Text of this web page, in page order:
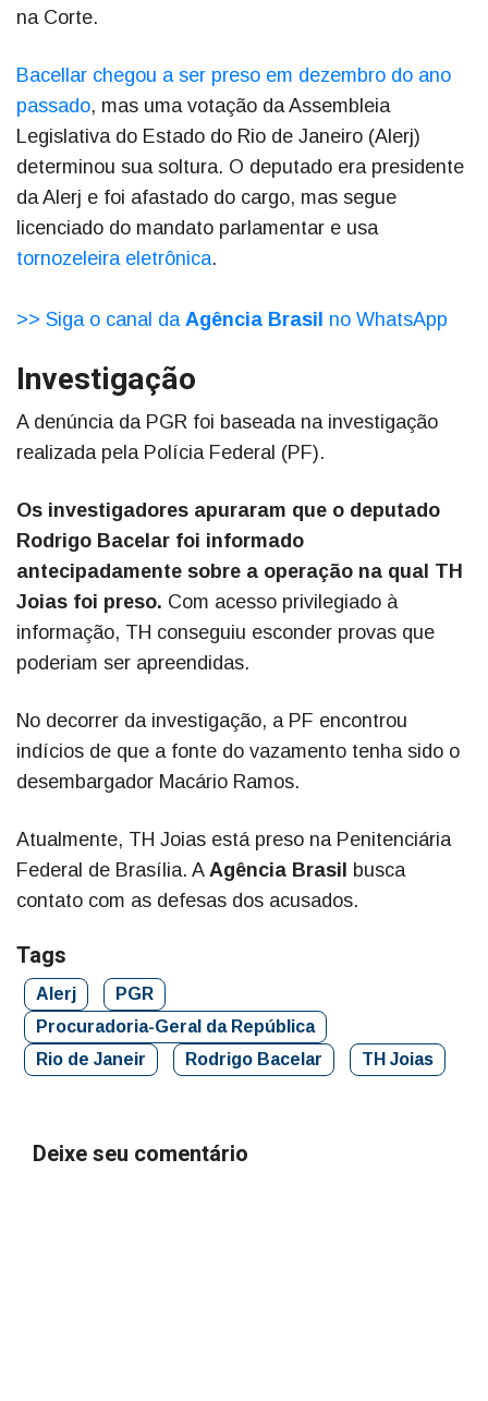
na Corte.
Bacellar chegou a ser preso em dezembro do ano
passado, mas uma votação da Assembleia
Legislativa do Estado do Rio de Janeiro (Alerj)
determinou sua soltura. O deputado era presidente
da Alerj e foi afastado do cargo, mas segue
licenciado do mandato parlamentar e usa
tornozeleira eletrônica.
>> Siga o canal da Agência Brasil no WhatsApp
Investigação
A denúncia da PGR foi baseada na investigação
realizada pela Polícia Federal (PF).
Os investigadores apuraram que o deputado
Rodrigo Bacelar foi informado
antecipadamente sobre a operação na qual TH
Joias foi preso. Com acesso privilegiado à
informação, TH conseguiu esconder provas que
poderiam ser apreendidas.
No decorrer da investigação, a PF encontrou
indícios de que a fonte do vazamento tenha sido o
desembargador Macário Ramos.
Atualmente, TH Joias está preso na Penitenciária
Federal de Brasília. A Agência Brasil
busca
contato com as defesas dos acusados.
Tags
Alerj
PGR
Procuradoria-Geral da República
Rio de Janeir
Rodrigo Bacelar TH Joias
Deixe seu comentário